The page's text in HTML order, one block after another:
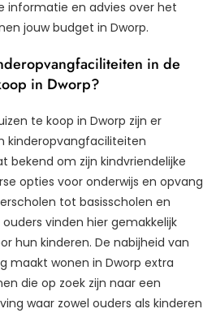
informatie en advies over het
jouw budget in Dworp.
in de
in Dworp?
te koop in Dworp zijn er
kinderopvangfaciliteiten
bekend om zijn kindvriendelijke
opties voor onderwijs en opvang
tot basisscholen en
vinden hier gemakkelijk
hun kinderen. De nabijheid van
maakt wonen in Dworp extra
die op zoek zijn naar een
waar zowel ouders als kinderen